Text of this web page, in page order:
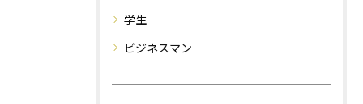
学生
ビジネスマン